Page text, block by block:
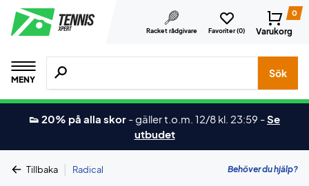
Racket rådgivare Favoriter (0)
0
Varukorg
MENY
Sök efter produkter, märken osv.
Sök
👟 20% på alla skor -gäller t.o.m. 12/8 kl. 23:59 -Se
utbudet
Tillbaka | Radical Behöver du hjälp?